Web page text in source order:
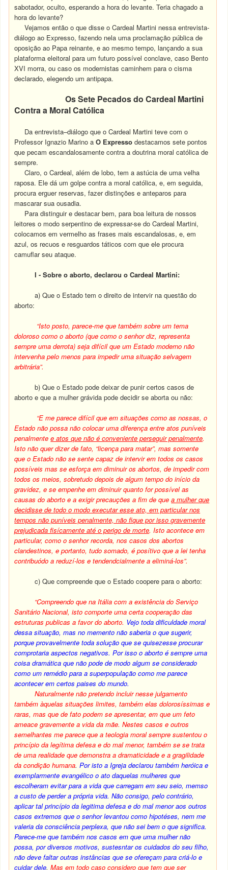
sabotador, oculto, esperando a hora do levante. Teria chagado a
hora do levante?
Vejamos então o que disse o Cardeal Martini nessa entrevista-
diálogo ao Expresso, fazendo nela uma proclamação pública de
oposição ao Papa reinante, e ao mesmo tempo, lançando a sua
plataforma eleitoral para um futuro possível conclave, caso Bento
XVI morra, ou caso os modernistas caminhem para o cisma
declarado, elegendo um antipapa.
Os Sete Pecados do Cardeal Martini
Contra a Moral Católica
Da entrevista–diálogo que o Cardeal Martini teve com o
Professor Ignazio Marino aO Expresso destacamos sete pontos
que pecam escandalosamente contra a doutrina moral católica de
sempre.
Claro, o Cardeal, além de lobo, tem a astúcia de uma velha
raposa. Ele dá um golpe contra a moral católica, e, em seguida,
procura erguer reservas, fazer distinções e anteparos para
mascarar sua ousadia.
Para distinguir e destacar bem, para boa leitura de nossos
leitores o modo serpentino de expressar-se do Cardeal Martini,
colocamos em vermelho as frases mais escandalosas, e, em
azul, os recuos e resguardos táticos com que ele procura
camuflar seu ataque.
I - Sobre o aborto, declarou o Cardeal Martini:
a) Que o Estado tem o direito de intervir na questão do
aborto:
“Isto posto, parece-me que também sobre um tema
doloroso como o aborto (que como o senhor diz, representa
sempre uma derrota) seja difícil que um Estado moderno não
intervenha pelo menos para impedir uma situação selvagem
arbitrária”.
b) Que o Estado pode deixar de punir certos casos de
aborto e que a mulher grávida pode decidir se aborta ou não:
“E me parece difícil que em situações como as nossas, o
Estado não possa não colocar uma diferença entre atos puníveis
penalmentee atos que não é conveniente perseguir penalmente.
Isto não quer dizer de fato, “licença para matar”, mas somente
que o Estado não se sente capaz de intervir em todos os casos
possíveis mas se esforça em diminuir os abortos, de impedir com
todos os meios, sobretudo depois de algum tempo do início da
gravidez, e se empenhe em diminuir quanto for possível as
causas do aborto e a exigir precauções a fim de quea mulher que
decidisse de todo o modo executar esse ato, em particular nos
tempos não puníveis penalmente, não fique por isso gravemente
prejudicada fisícamente até o perigo de morte. Isto acontece em
particular, como o senhor recorda, nos casos dos abortos
clandestinos, e portanto, tudo somado, é posítivo que a lei tenha
contribuódo a reduzí-los e tendendcialmente a eliminá-los”.
c) Que compreende que o Estado coopere para o aborto:
“Compreendo que na Itália com a existência do Serviço
Sanitário Nacional, isto comporte uma certa cooperação das
estruturas publicas a favor do aborto. Vejo toda dificuldade moral
dessa situação, mas no memento não saberia o que sugerir,
porque provavelmente toda solução que se quisezesse procurar
comprotaria aspectos negativos. Por isso o aborto é sempre uma
coisa dramática que não pode de modo algum se considerado
como um remédio para a superpopulação como me parece
acontecer em certos paises do mundo.
Naturalmente não pretendo incluir nesse julgamento
também àquelas situações limites, também elas dolorosíssimas e
raras, mas que de fato podem se apresentar, em que um feto
ameace gravemente a vida da mãe. Nestes casos e outros
semelhantes me parece que a teologia moral sempre sustentou o
princípio da legítima defesa e do mal menor, também se se trata
de uma realidade que demonstra a dramaticidade e a gragilidade
da condição humana.Por isto a Igreja declarou também heróica e
exemplarmente evangélico o ato daquelas mulheres que
escolheram evitar para a vida que carregam em seu seio, memso
a custo de perder a própria vida. Não consigo, pelo contrário,
aplicar tal princípio da legitima defesa e do mal menor aos outros
casos extremos que o senhor levantou como hipotéses, nem me
valeria da consciência perplexa, que não sei bem o que significa.
Parece-me que também nos casos em que uma mulher não
possa, por diversos motivos, sustesntar os cuidados do seu filho,
não deve faltar outras instâncias que se ofereçam para criá-lo e
cuidar dele.Mas em todo caso considero que tem que ser